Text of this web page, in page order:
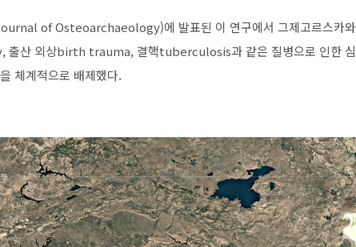
of Osteoarchaeology)에 발표된 이 연구에서 그제고르스카와
출산 외상birth trauma, 결핵tuberculosis과 같은 질병으로 인한 심
체계적으로 배제했다.